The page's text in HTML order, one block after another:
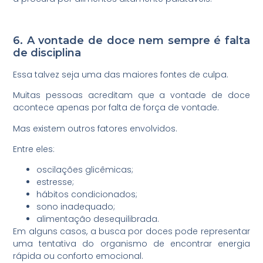
6. A vontade de doce nem sempre é falta
de disciplina
Essa talvez seja uma das maiores fontes de culpa.
Muitas pessoas acreditam que a vontade de doce
acontece apenas por falta de força de vontade.
Mas existem outros fatores envolvidos.
Entre eles:
oscilações glicêmicas;
estresse;
hábitos condicionados;
sono inadequado;
alimentação desequilibrada.
Em alguns casos, a busca por doces pode representar
uma tentativa do organismo de encontrar energia
rápida ou conforto emocional.